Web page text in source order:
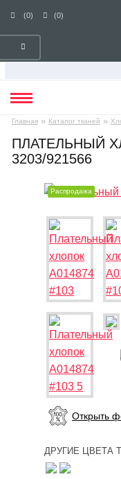
(0) (0)
Главная » Каталог тканей »
ПЛАТЕЛЬНЫЙ
3203/921566
Распродажа
Открыть
ДРУГИЕ ЦВЕТА